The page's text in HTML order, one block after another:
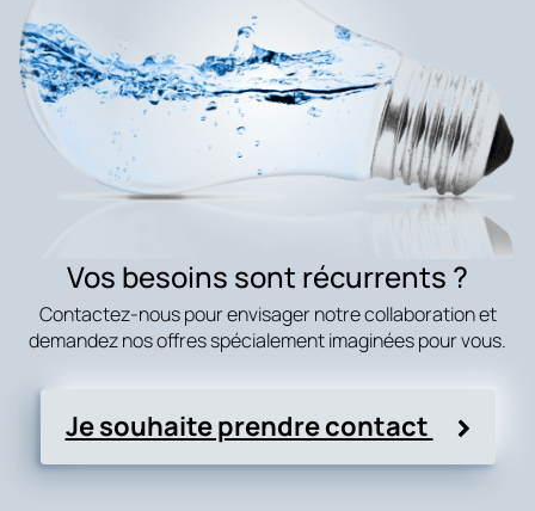
Vos besoins sont récurrents ?
Contactez-nous pour envisager notre collaboration et
demandez nos offres spécialement imaginées pour vous.
Je souhaite prendre contact